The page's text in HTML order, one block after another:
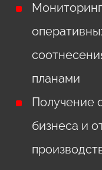
планами
Получение
бизнеса и